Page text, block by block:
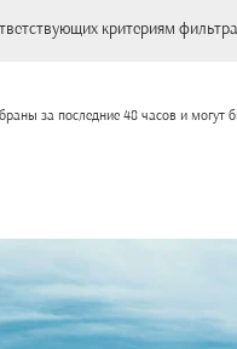
критериям
за последние 48 часов и могут